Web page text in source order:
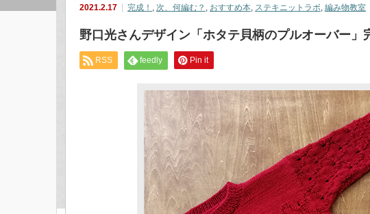
2021.2.17 完成！ , 次、何編む？ , おすすめ本, ステキニットラボ, 編み物教室
野口光さんデザイン「ホタテ貝柄のプルオーバー」
RSS feedly Pin it